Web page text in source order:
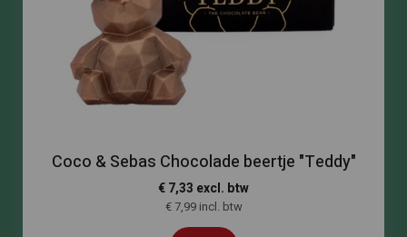
Coco & Sebas Chocolade beertje "Teddy"
€ 7,33 excl. btw
€ 7,99 incl. btw